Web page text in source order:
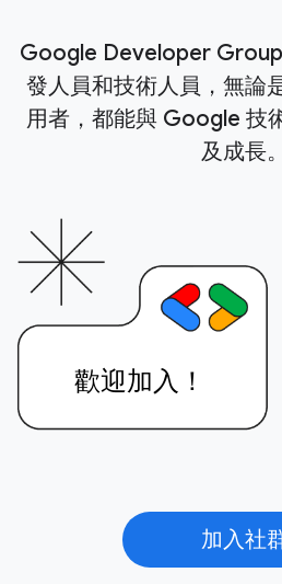
Google Developer
發人員和技術人員，無論
用者，都能與 Google 技
及成長。
歡迎加入！
加入社